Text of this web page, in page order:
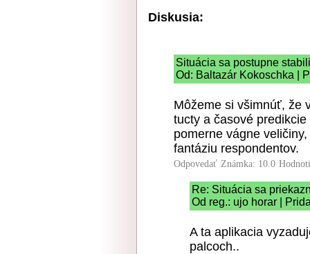
Diskusia:
Situácia sa postupne
Od: Baltazár Kokoschka |
Môžeme si všimnúť, že
tucty a časové
pomerne vágne
fantáziu respondentov.
Odpovedať Známka: 10.0
Re: Situácia sa
Od reg.: ujo horar |
A ta aplikacia
palcoch..